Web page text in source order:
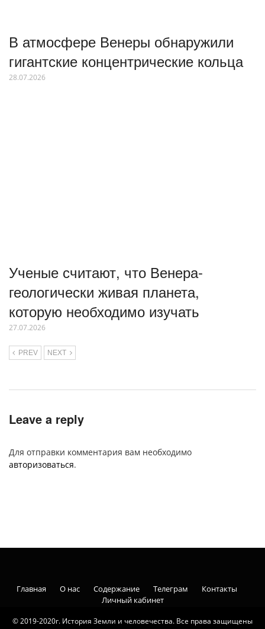
В атмосфере Венеры обнаружили
гигантские концентрические кольца
28.07.2026
Ученые считают, что Венера-
геологически живая планета,
которую необходимо изучать
27.07.2026
PREV NEXT
Leave a reply
Для отправки комментария вам необходимо
авторизоваться.
© 2019-2020г. История Земли и человечества. Все права защищены
Главная О нас Содержание Телеграм
Контакты
Личный кабинет